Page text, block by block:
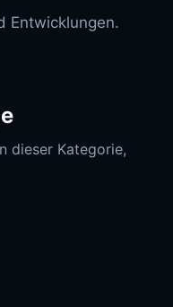
Entwicklungen.
dieser Kategorie,